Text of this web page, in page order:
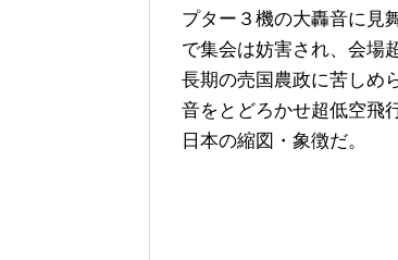
プター３機の大轟音に見
で集会は妨害され、会場
長期の売国農政に苦しめ
音をとどろかせ超低空飛
日本の縮図・象徴だ。